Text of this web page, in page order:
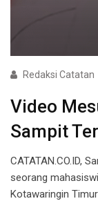
Redaksi Catatan
Video
Sampit
CATATAN.CO.ID,
seorang
Kotawaringin